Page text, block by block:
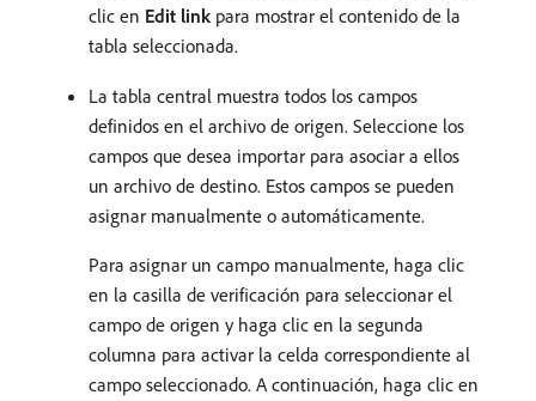
clic en Edit linkpara mostrar el contenido de la
tabla seleccionada.
La tabla central muestra todos los campos
definidos en el archivo de origen. Seleccione los
campos que desea importar para asociar a ellos
un archivo de destino. Estos campos se pueden
asignar manualmente o automáticamente.
Para asignar un campo manualmente, haga clic
en la casilla de verificación para seleccionar el
campo de origen y haga clic en la segunda
columna para activar la celda correspondiente al
campo seleccionado. A continuación, haga clic en